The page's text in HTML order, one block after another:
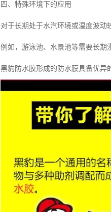
四、特殊环境下的应用
对于长期处于水汽环境或温度波动
例如，游泳池、水景池等需要长期
黑豹防水胶形成的防水膜具备优异